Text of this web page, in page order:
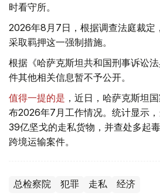
时看守所。
2026年8月7日，根据调查法庭裁定
采取羁押这一强制措施。
根据《哈萨克斯坦共和国刑事诉讼
件其他相关信息暂不予公开。
值得一提的是 ，近日，哈萨克斯坦
布2026年7月工作情况。统计显示
39亿坚戈的走私货物，并查处多起
跨境运输案件。
总检察院 犯罪 走私 经济